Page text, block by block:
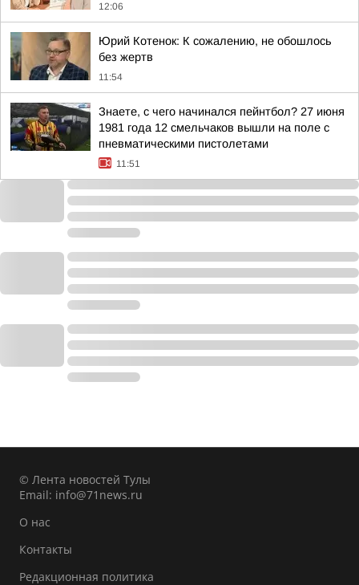
12:06
Юрий Котенок: К сожалению, не обошлось
без жертв
11:54
Знаете, с чего начинался пейнтбол? 27 июня
1981 года 12 смельчаков вышли на поле с
пневматическими пистолетами
11:51
© Лента новостей Тулы
Email: info@71news.ru
О нас
Контакты
Редакционная политика